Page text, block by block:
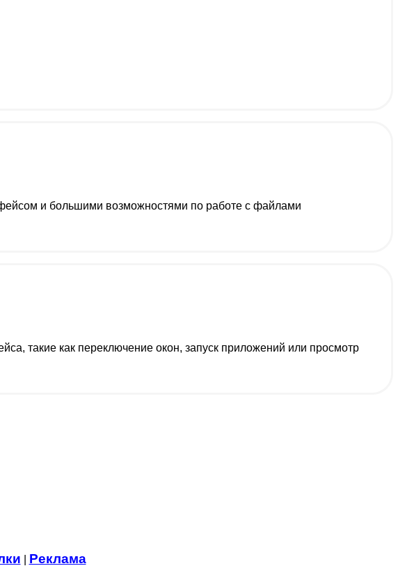
и большими возможностями по работе с файлами
такие как переключение окон, запуск приложений или просмотр
Реклама